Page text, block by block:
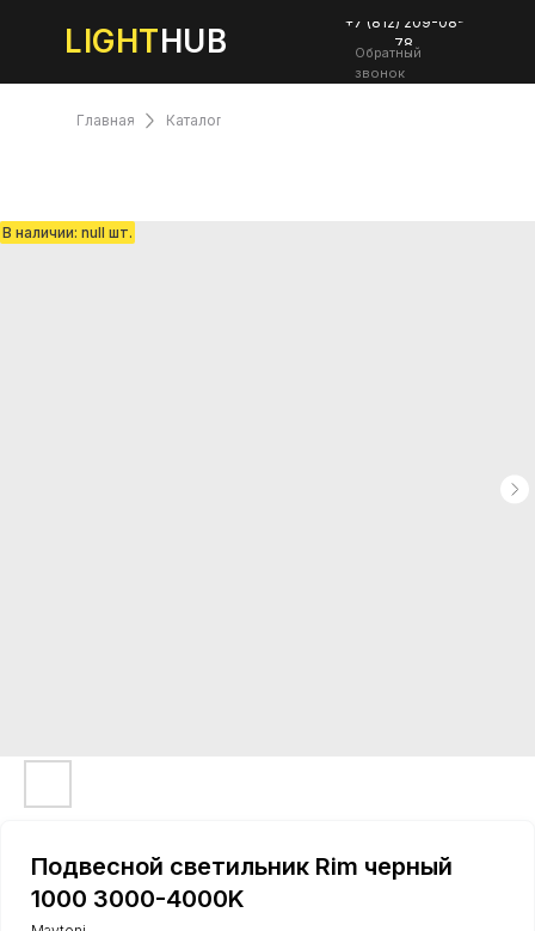
LIGHTHUB
+7 (812) 209-08-
78
Обратный
звонок
Каталог
Главная
Подвесной светильник Rim черный
1000 3000-4000K